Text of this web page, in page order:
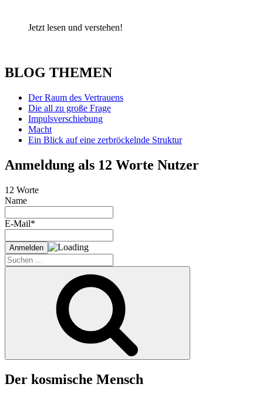
Jetzt lesen und verstehen!
BLOG THEMEN
Der Raum des Vertrauens
Die all zu große Frage
Impulsverschiebung
Macht
Ein Blick auf eine zerbröckelnde Struktur
Anmeldung als 12 Worte Nutzer
12 Worte
Name
E-Mail*
Suche
nach:
Der kosmische Mensch